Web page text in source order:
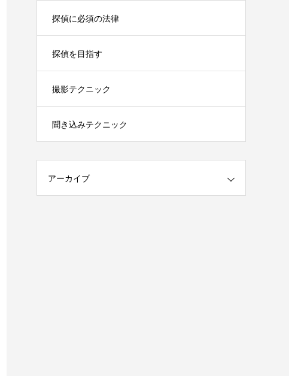
探偵に必須の法律
探偵を目指す
撮影テクニック
聞き込みテクニック
アーカイブ